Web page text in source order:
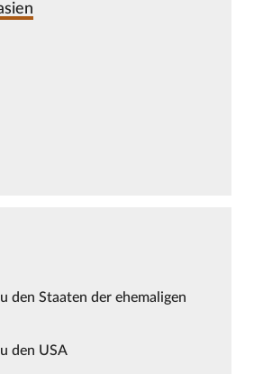
den Staaten der ehemaligen
den USA